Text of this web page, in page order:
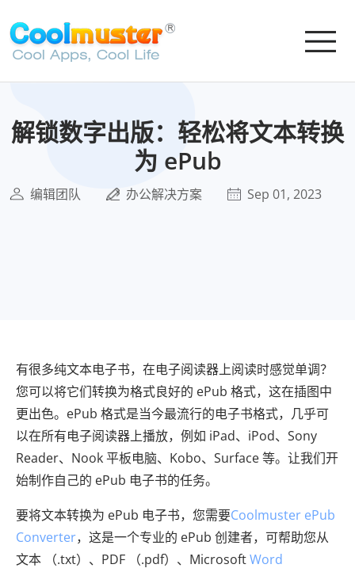
解锁数字出版：轻松将文本转换
为 ePub
编辑团队 办公解决方案 Sep 01, 2023
有很多纯文本电子书，在电子阅读器上阅读时感觉单调？
您可以将它们转换为格式良好的 ePub 格式，这在插图中
更出色。ePub 格式是当今最流行的电子书格式，几乎可
以在所有电子阅读器上播放，例如 iPad、iPod、Sony
Reader、Nook 平板电脑、Kobo、Surface 等。让我们开
始制作自己的 ePub 电子书的任务。
要将文本转换为 ePub 电子书，您需要Coolmuster ePub
Converter，这是一个专业的 ePub 创建者，可帮助您从
文本 （.txt）、PDF （.pdf）、MicrosoftWord